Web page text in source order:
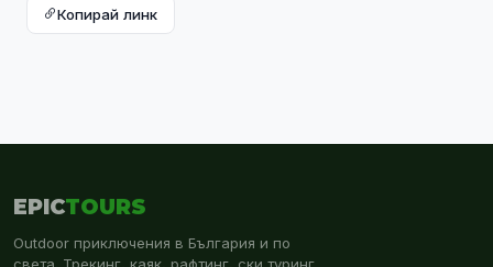
Копирай линк
EPICTOURS
Outdoor приключения в България и по